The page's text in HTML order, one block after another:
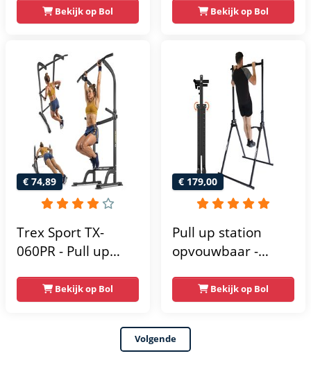
- Dip Station - Pull
Up Bar -
Krachtstation -
Power Rack -
Verstelbaar -
Krachttraining
Bekijk op Bol
vrijstaand | dip
barren rugtrainer |
krachtstation
krachttoren |
fitnessstation |
power rack voor
thuis gym |
krachttraining voor
thuis
Bekijk op Bol
€ 74,89
Trex Sport TX-
060PR - Pull up
Fitness - Pull up
rack -
Multifunctioneel -
Bekijk op Bol
€ 179,00
Pull up station
opvouwbaar -
up rack - Pull up
bar - FPT165
Bekijk op Bol
Volgende